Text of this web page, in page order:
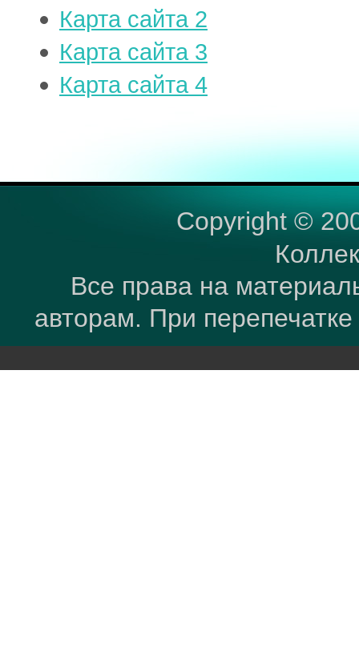
Карта сайта 2
Карта сайта 3
Карта сайта 4
Copyright ©
Все права на
авторам. При